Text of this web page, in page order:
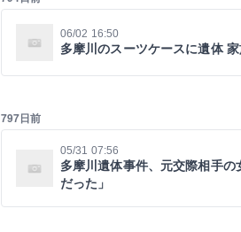
06/02 16:50
多摩川のスーツケースに遺体
797日前
05/31 07:56
多摩川遺体事件、元交際相手
だった」